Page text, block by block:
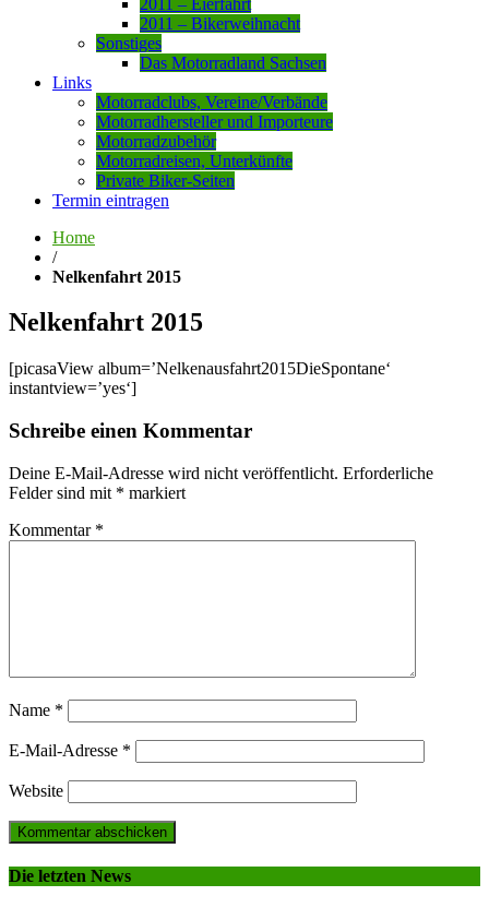
2011 – Bikerweihnacht
Sonstiges
Das Motorradland Sachsen
Links
Motorradclubs, Vereine/Verbände
Motorradhersteller und Importeure
Motorradzubehör
Motorradreisen, Unterkünfte
Private Biker-Seiten
Termin eintragen
Home
/
Nelkenfahrt 2015
Nelkenfahrt 2015
[picasaView album=’Nelkenausfahrt2015DieSpontane‘
instantview=’yes‘]
Schreibe einen Kommentar
Deine E-Mail-Adresse wird nicht veröffentlicht. Erforderliche
Felder sind mit * markiert
Kommentar *
Name *
E-Mail-Adresse *
Website
Die letzten News